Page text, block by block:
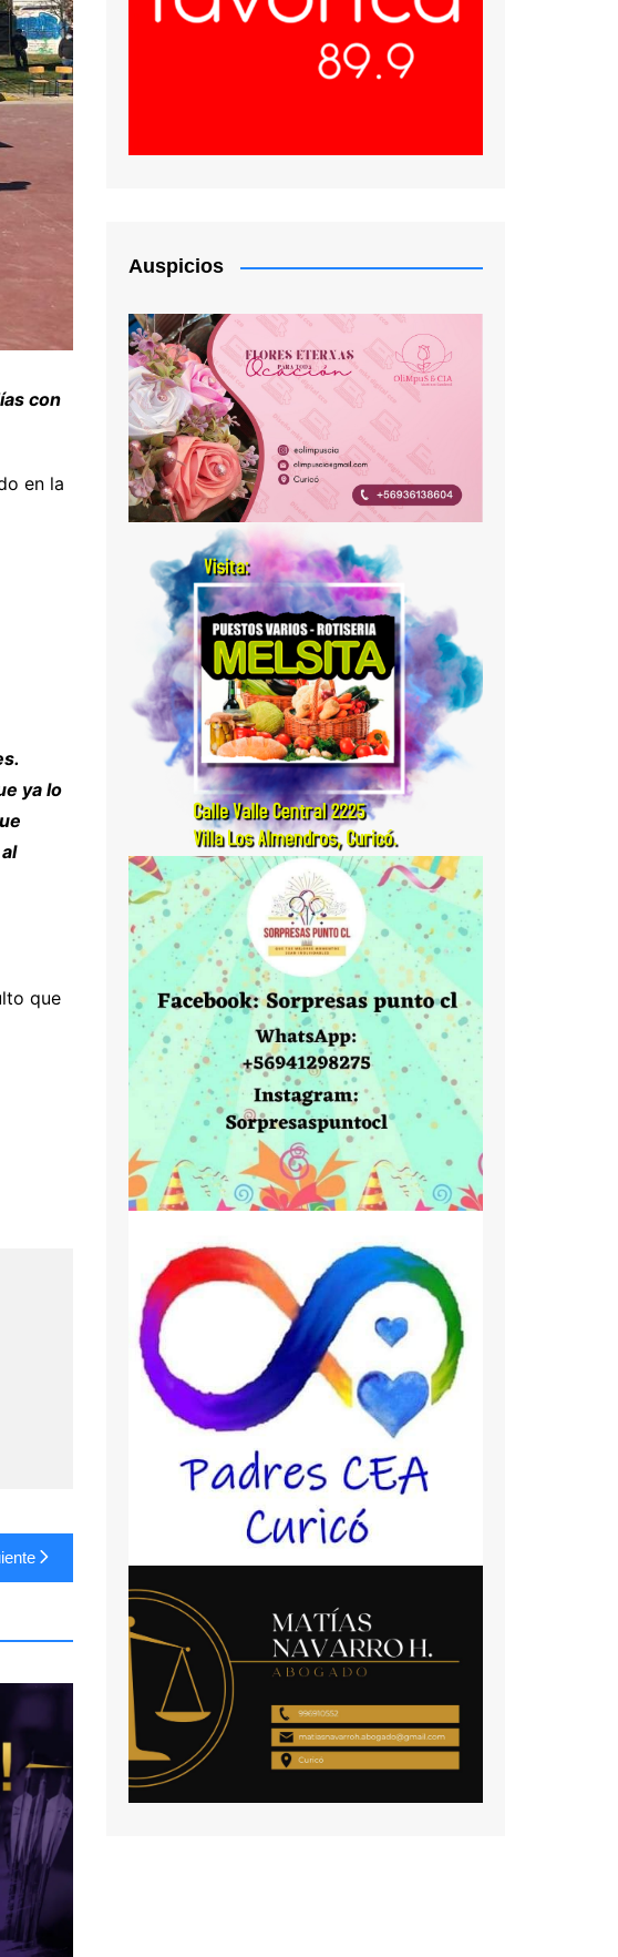
con
en la
ya lo
que
Auspicios